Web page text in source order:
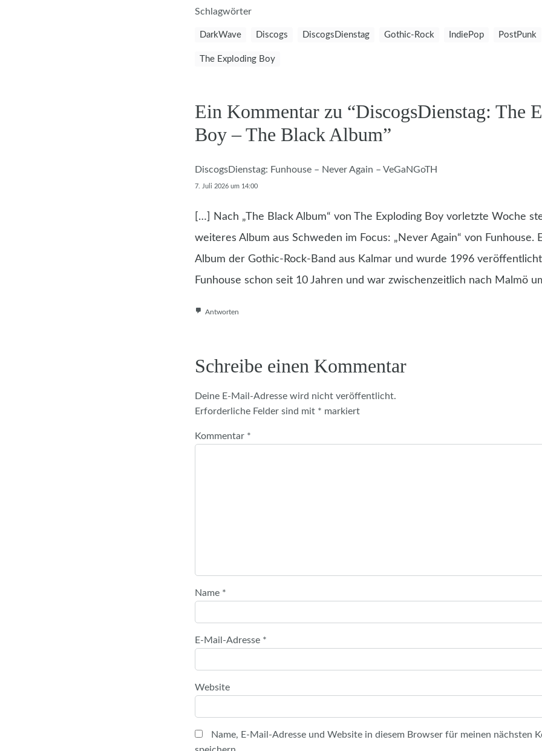
Schlagwörter
DarkWave Discogs DiscogsDienstag Gothic-Rock IndiePop PostPunk
The Exploding Boy
Ein Kommentar zu “DiscogsDienstag: The
Boy – The Black Album”
DiscogsDienstag: Funhouse – Never Again – VeGaNGoTH
7. Juli 2026 um 14:00
[…] Nach „The Black Album“ von The Exploding Boy vorletzte Woche
weiteres Album aus Schweden im Focus: „Never Again“ von Funhouse.
Album der Gothic-Rock-Band aus Kalmar und wurde 1996
Funhouse schon seit 10 Jahren und war zwischenzeitlich nach Malmö
Antworten
Schreibe einen Kommentar
Deine E-Mail-Adresse wird nicht veröffentlicht.
Erforderliche Felder sind mit * markiert
Kommentar *
Name *
E-Mail-Adresse *
Website
Name, E-Mail-Adresse und Website in diesem Browser für meinen nächsten